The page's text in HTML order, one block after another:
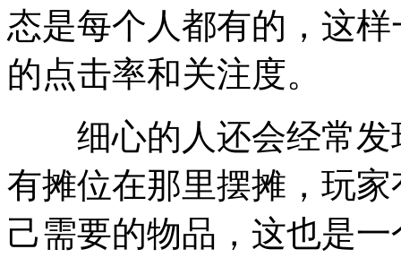
态是每个人都有的，这
的点击率和关注度。
细心的人还会经常发
有摊位在那里摆摊，玩
己需要的物品，这也是